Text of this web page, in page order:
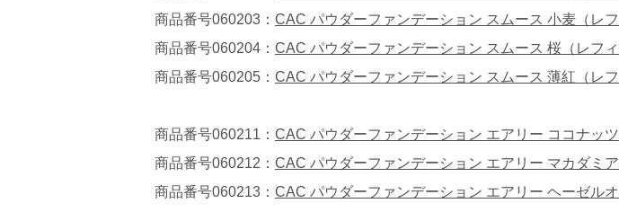
商品番号060203： CAC パウダーファンデーション スムース 小麦（レフ
商品番号060204： CAC パウダーファンデーション スムース 桜（レフィ
商品番号060205： CAC パウダーファンデーション スムース 薄紅（レフ
商品番号060211： CAC パウダーファンデーション エアリー ココナッ
商品番号060212： CAC パウダーファンデーション エアリー マカダミ
商品番号060213： CAC パウダーファンデーション エアリー ヘーゼルオ